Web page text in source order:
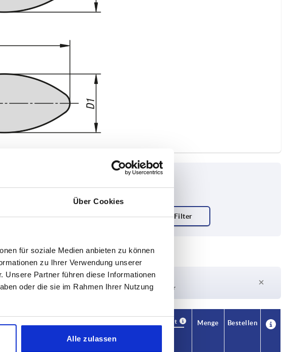
Über Cookies
für soziale Medien anbieten zu können
zu Ihrer Verwendung unserer
Unsere Partner führen diese Informationen
oder die sie im Rahmen Ihrer Nutzung
Alle zulassen
Stahlschlüssel Grundkörper
1-3 Tage
Lieferzeit auf Anfrage
4-20 Tage
Derzeit nicht auf Lager
Verfügbarkeit
Menge Bestellen